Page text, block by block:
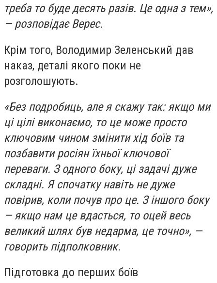
треба то буде десять разів. Це одна з тем»,
— розповідає Верес.
Крім того, Володимир Зеленський дав
наказ, деталі якого поки не
розголошують.
«Без подробиць, але я скажу так: якщо ми
ці цілі виконаємо, то це може просто
ключовим чином змінити хід боїв та
позбавити росіян їхньої ключової
переваги. З одного боку, ці задачі дуже
складні. Я спочатку навіть не дуже
повірив, коли почув про це. З іншого боку
— якщо нам це вдасться, то оцей весь
великий шлях був недарма, це точно», —
говорить підполковник.
Підготовка до перших боїв